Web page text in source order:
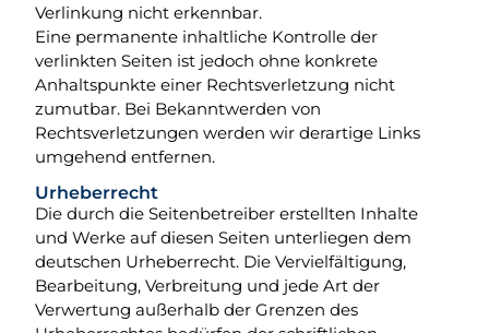
Verlinkung nicht erkennbar.
Eine permanente inhaltliche Kontrolle der
verlinkten Seiten ist jedoch ohne konkrete
Anhaltspunkte einer Rechtsverletzung nicht
zumutbar. Bei Bekanntwerden von
Rechtsverletzungen werden wir derartige Links
umgehend entfernen.
Urheberrecht
Die durch die Seitenbetreiber erstellten Inhalte
und Werke auf diesen Seiten unterliegen dem
deutschen Urheberrecht. Die Vervielfältigung,
Bearbeitung, Verbreitung und jede Art der
Verwertung außerhalb der Grenzen des